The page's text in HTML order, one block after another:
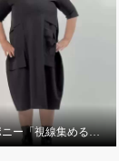
ベルポニー「視線集める大人の遊びを装う」